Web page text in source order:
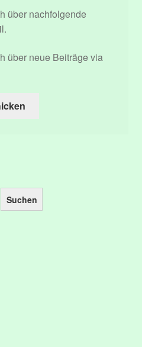
über nachfolgende
über neue Beiträge via
Suchen